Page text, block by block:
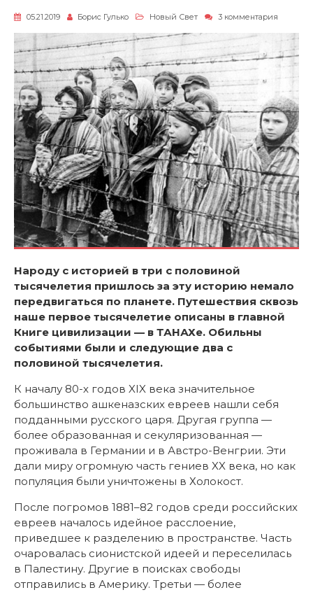
05.21.2019 Борис Гулько Новый Свет 3 комментария
Народу с историей в три с половиной
тысячелетия пришлось за эту историю немало
передвигаться по планете. Путешествия сквозь
наше первое тысячелетие описаны в главной
Книге цивилизации — в ТАНАХе. Обильны
событиями были и следующие два с
половиной тысячелетия.
К началу 80-х годов XIX века значительное
большинство ашкеназских евреев нашли себя
подданными русского царя. Другая группа —
более образованная и секуляризованная —
проживала в Германии и в Австро-Венгрии. Эти
дали миру огромную часть гениев XX века, но как
популяция были уничтожены в Холокост.
После погромов 1881–82 годов среди российских
евреев началось идейное расслоение,
приведшее к разделению в пространстве. Часть
очаровалась сионистской идеей и переселилась
в Палестину. Другие в поисках свободы
отправились в Америку. Третьи — более